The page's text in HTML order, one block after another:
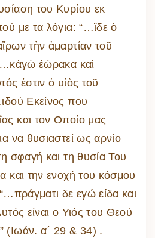
του Κυρίου εκ
με τα λόγια: “…ἴδε ὁ
τὴν ἁμαρτίαν τοῦ
ἑώρακα καὶ
ἐστιν ὁ υἱὸς τοῦ
Εκείνος που
και τον Οποίο μας
να θυσιαστεί ως αρνίο
σφαγή και τη θυσία Του
και την ενοχή του κόσμου
δε εγώ είδα και
είναι ο Υιός του Θεού
(Ιωάν. α΄ 29 & 34) .